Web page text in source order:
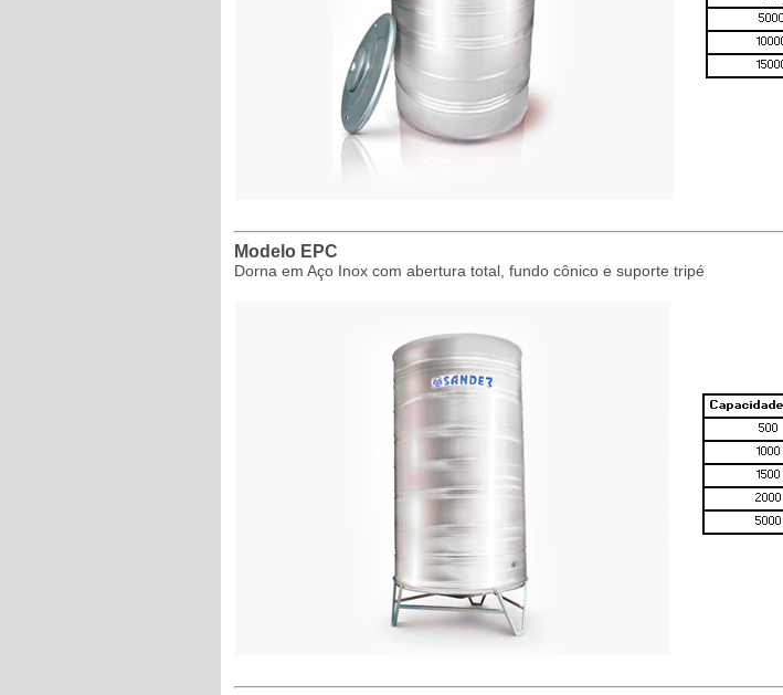
Modelo EPC
Dorna em Aço Inox com abertura total, fundo cônico e suporte tripé